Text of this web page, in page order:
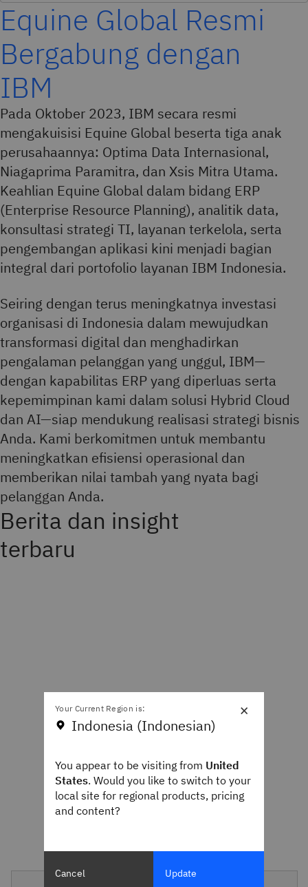
Equine Global Resmi
Bergabung dengan
IBM
Pada Oktober 2023, IBM secara resmi
mengakuisisi Equine Global beserta tiga anak
perusahaannya: Optima Data Internasional,
Niagaprima Paramitra, dan Xsis Mitra Utama.
Keahlian Equine Global dalam bidang ERP
(Enterprise Resource Planning), analitik data,
konsultasi strategi TI, layanan terkelola, serta
pengembangan aplikasi kini menjadi bagian
integral dari portofolio layanan IBM Indonesia.
Seiring dengan terus meningkatnya investasi
organisasi di Indonesia dalam mewujudkan
transformasi digital dan menghadirkan
pengalaman pelanggan yang unggul, IBM—
dengan kapabilitas ERP yang diperluas serta
kepemimpinan kami dalam solusi Hybrid Cloud
dan AI—siap mendukung realisasi strategi bisnis
Anda. Kami berkomitmen untuk membantu
meningkatkan efisiensi operasional dan
memberikan nilai tambah yang nyata bagi
pelanggan Anda.
Berita dan insight
terbaru
×
Your Current Region is:
Indonesia (Indonesian)
You appear to be visiting from United
States. Would you like to switch to your
local site for regional products, pricing
and content?
Cancel Update